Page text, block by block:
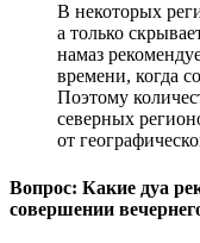
В некоторых
а только
намаз
времени, когда
Поэтому
северных
от
Вопрос: Какие дуа
совершении